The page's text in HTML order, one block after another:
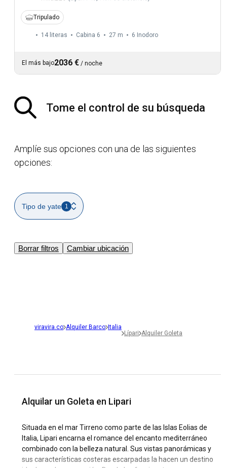
Tripulado
14 literas Cabina 6 27 m 6 Inodoro
El más bajo2036 € / noche
Tome el control de su búsqueda
Amplíe sus opciones con una de las siguientes
opciones:
Tipo de yate 1
Borrar filtros Cambiar ubicación
viravira.co Alquiler Barco Italia
Lípari Alquiler Goleta
Alquilar un Goleta en Lipari
Situada en el mar Tirreno como parte de las Islas Eolias de
Italia, Lipari encarna el romance del encanto mediterráneo
combinado con la belleza natural. Sus vistas panorámicas y
sus características costeras escarpadas la hacen un destino